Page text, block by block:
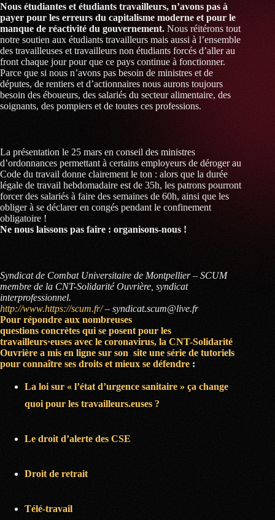
Nous étudiantes et étudiants travailleurs, n’avons pas à
payer pour les erreurs du capitalisme moderne et pour le
manque de réactivité du gouvernement. Nous réitérons tout
notre soutien aux étudiants travailleurs mais aussi à l’ensemble
des travailleuses et travailleurs non étudiants forcés d’aller au
front chaque jour pour que ce pays continue à fonctionner.
Parce que si nous n’avons pas besoin de ministres et de
députes, de rentiers et d’actionnaires nous aurons toujours
besoin des éboueurs, des salariés du secteur alimentaire, des
soignants, des pompiers et de toutes ces professions.
La présentation le 25 mars en conseil des ministres
d’ordonnances permettant à certains employeurs de déroger au
Code du travail donne clairement le ton : alors que la durée
légale de travail hebdomadaire est de 35h, les patrons pourront
forcer des salariés à faire des semaines de 60h, ainsi que les
obliger à se déclarer en congés pendant le confinement
obligatoire !
Ne nous laissons pas faire : organisons-nous !
Syndicat de Combat Universitaire de Montpellier – SCUM
membre de la CNT-Solidarité Ouvrière, syndicat
interprofessionnel.
http://www.https://scum.fr/– syndicat.scum@live.fr
Pour répondre aux nombreuses
questions concrètes qui se posent pour les
travailleurs·euses avec le coronavirus, la CNT-Solidarité
Ouvrière a mis en ligne sur son site une série de tutoriels
pour connaître ses droits et mieux se défendre :
La loi sur « l’état d’urgence sanitaire » ça change
quoi pour les travailleurs.euses ?
Le droit d’alerte des CSE
Droit de retrait
Télé-travail